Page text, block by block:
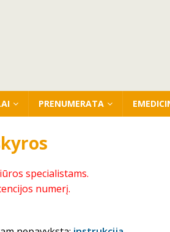
PRENUMERATA
specialistams.
numerį.